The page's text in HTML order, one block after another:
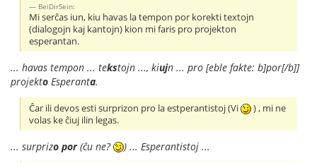
BeiDirSein:
Mi serĉas iun, kiu havas la tempon por korekti textojn
(dialogojn kaj kantojn) kion mi faris pro projekton
esperantan.
... havas tempon ... tekstojn ..., kiujn ... pro [eble fakte: b]por[/b]]
projekto Esperanta.
Ĉar ili devos esti surprizon pro la estperantistoj (Vi
) , mi ne
volas ke ĉiuj ilin legas.
... surprizo por(ĉu ne? ) ... Esperantistoj ...